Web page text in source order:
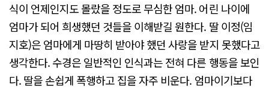
식이 언제인지도 몰랐을 정도로 무심한 엄마. 어린 나이에
엄마가 되어 희생했던 것들을 이해받길 원한다. 딸 이정(임
지호)은 엄마에게 마땅히 받아야 했던 사랑을 받지 못했다고
생각한다. 수경은 일반적인 인식과는 전혀 다른 행동을 보인
다. 딸을 손쉽게 폭행하고 집을 자주 비운다. 엄마이기보다